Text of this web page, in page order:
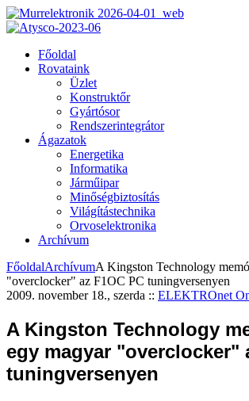
Főoldal
Rovataink
Üzlet
Konstruktőr
Gyártósor
Rendszerintegrátor
Ágazatok
Energetika
Informatika
Járműipar
Minőségbiztosítás
Világítástechnika
Orvoselektronika
Archívum
FőoldalArchívumA Kingston Technology
"overclocker" az F1OC PC tuningversenyen
2009. november 18., szerda :: ELEKTROnet
A Kingston Technology
egy magyar "overclocker"
tuningversenyen